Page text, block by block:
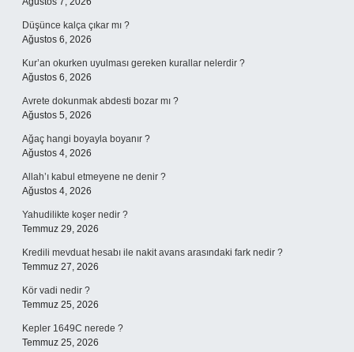
Düşünce kalça çıkar mı ?
Ağustos 6, 2026
Kur’an okurken uyulması gereken kurallar nelerdir ?
Ağustos 6, 2026
Avrete dokunmak abdesti bozar mı ?
Ağustos 5, 2026
Ağaç hangi boyayla boyanır ?
Ağustos 4, 2026
Allah’ı kabul etmeyene ne denir ?
Ağustos 4, 2026
Yahudilikte koşer nedir ?
Temmuz 29, 2026
Kredili mevduat hesabı ile nakit avans arasındaki fark nedir ?
Temmuz 27, 2026
Kör vadi nedir ?
Temmuz 25, 2026
Kepler 1649C nerede ?
Temmuz 25, 2026